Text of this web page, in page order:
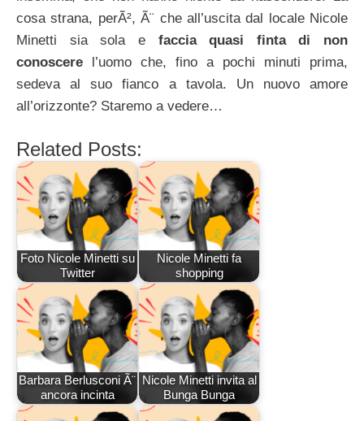
cosa strana, perÃ², Ã¨ che all’uscita dal locale Nicole
Minetti sia sola e faccia quasi finta di non
conoscere l’uomo che, fino a pochi minuti prima,
sedeva al suo fianco a tavola. Un nuovo amore
all’orizzonte? Staremo a vedere…
Related Posts:
Foto Nicole Minetti su
Twitter
Nicole Minetti fa
shopping
Barbara Berlusconi Ã¨
ancora incinta
Nicole Minetti invita al
Bunga Bunga